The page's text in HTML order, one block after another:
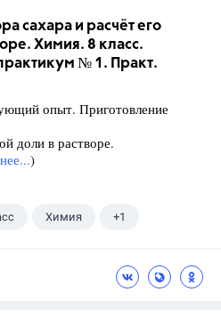
сахара и расчёт его
Химия. 8 класс.
№ 1. Практ.
опыт. Приготовление
доли в растворе.
)
Химия +1